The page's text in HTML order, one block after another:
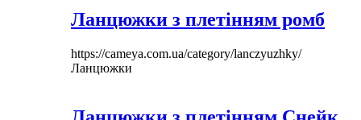
Ланцюжки з плетінням ромб
https://cameya.com.ua/category/lanczyuzhky/
Ланцюжки